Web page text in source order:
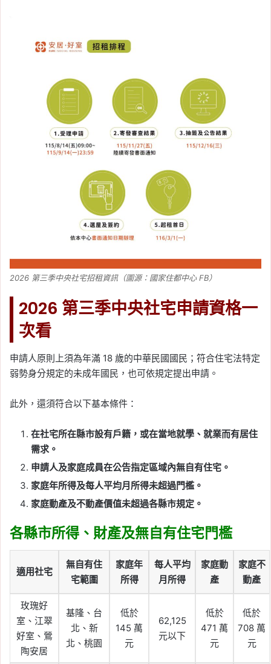
2026 第三季中央社宅招租資訊（圖源：國家住都中心 FB）
2026 第三季中央社宅申請資格一
次看
申請人原則上須為年滿 18 歲的中華民國國民；符合住宅法特定
弱勢身分規定的未成年國民，也可依規定提出申請。
此外，還須符合以下基本條件：
在社宅所在縣市設有戶籍，或在當地就學、就業而有居住
需求。
申請人及家庭成員在公告指定區域內無自有住宅。
家庭年所得及每人平均月所得未超過門檻。
家庭動產及不動產價值未超過各縣市規定。
各縣市所得、財產及無自有住宅門檻
適用社宅
無自有住
宅範圍
家庭年
所得
每人平均
月所得
家庭動
產
家庭不
動產
玫瑰好
室、江翠
好室、鶯
陶安居
基隆、台
北、新
北、桃園
低於
145 萬
元
62,125
元以下
低於
471 萬
元
低於
708 萬
元